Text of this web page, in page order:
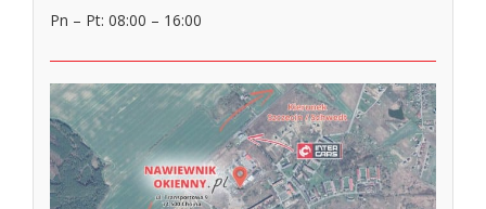
Pn – Pt: 08:00 – 16:00